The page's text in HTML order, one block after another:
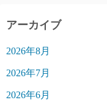
アーカイブ
2026年8月
2026年7月
2026年6月